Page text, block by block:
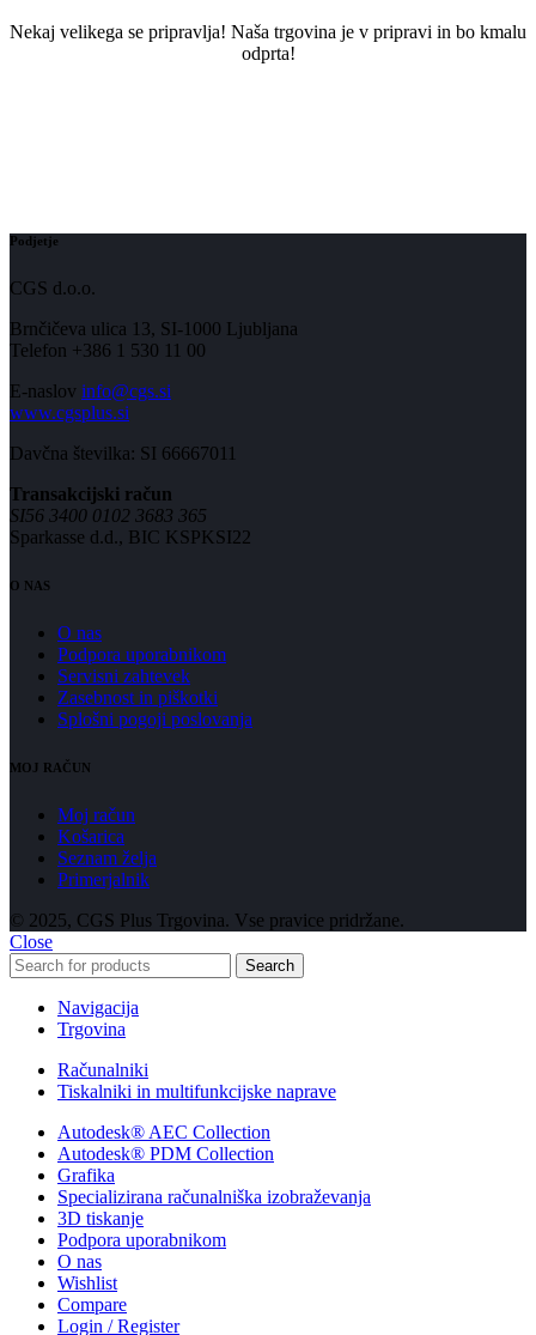
Nekaj ​​velikega se pripravlja! Naša trgovina je v pripravi in ​​bo kmalu
odprta!
Podjetje
CGS d.o.o.
Brnčičeva ulica 13, SI-1000 Ljubljana
Telefon +386 1 530 11 00
E-naslov info@cgs.si
www.cgsplus.si
Davčna številka: SI 66667011
Transakcijski račun
SI56 3400 0102 3683 365
Sparkasse d.d., BIC KSPKSI22
O NAS
O nas
Podpora uporabnikom
Servisni zahtevek
Zasebnost in piškotki
Splošni pogoji poslovanja
MOJ RAČUN
Moj račun
Košarica
Seznam želja
Primerjalnik
© 2025, CGS Plus Trgovina. Vse pravice pridržane.
Close
Search
Navigacija
Trgovina
Računalniki
Tiskalniki in multifunkcijske naprave
Autodesk® AEC Collection
Autodesk® PDM Collection
Grafika
Specializirana računalniška izobraževanja
3D tiskanje
Podpora uporabnikom
O nas
Wishlist
Compare
Login / Register